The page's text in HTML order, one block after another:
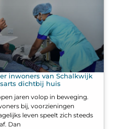
inwoners van Schalkwijk
dichtbij huis
jaren volop in beweging.
bij, voorzieningen
leven speelt zich steeds
Dan